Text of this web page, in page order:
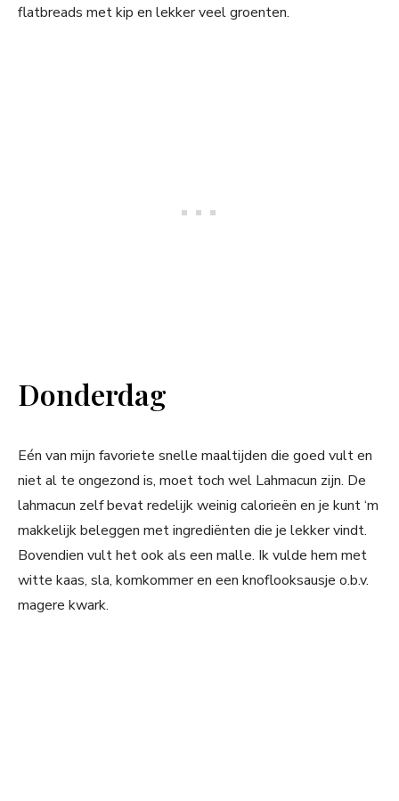
flatbreads met kip en lekker veel groenten.
Donderdag
Eén van mijn favoriete snelle maaltijden die goed vult en
niet al te ongezond is, moet toch wel Lahmacun zijn. De
lahmacun zelf bevat redelijk weinig calorieën en je kunt ‘m
makkelijk beleggen met ingrediënten die je lekker vindt.
Bovendien vult het ook als een malle. Ik vulde hem met
witte kaas, sla, komkommer en een knoflooksausje o.b.v.
magere kwark.